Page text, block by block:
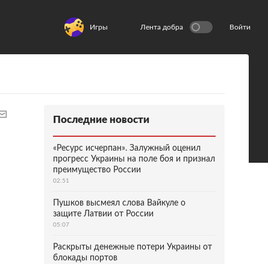
Игры Лента добра Войти
Последние новости
«Ресурс исчерпан». Залужный оценил
прогресс Украины на поле боя и признал
преимущество России
02:51
Пушков высмеял слова Вайкуле о
защите Латвии от России
05:07
Раскрыты денежные потери Украины от
блокады портов